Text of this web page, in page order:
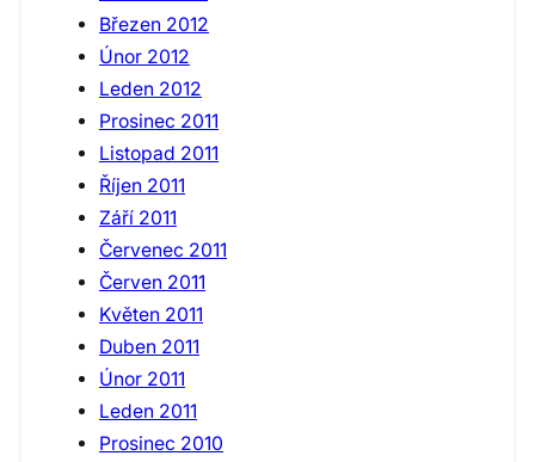
Březen 2012
Únor 2012
Leden 2012
Prosinec 2011
Listopad 2011
Říjen 2011
Září 2011
Červenec 2011
Červen 2011
Květen 2011
Duben 2011
Únor 2011
Leden 2011
Prosinec 2010